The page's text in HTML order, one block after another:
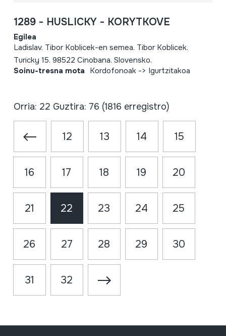
1289 - HUSLICKY - KORYTKOVE
Egilea
Ladislav. Tibor Koblicek-en semea. Tibor Koblicek.
Turicky 15. 98522 Cinobana. Slovensko.
Soinu-tresna mota Kordofonoak -> Igurtzitakoa
Orria: 22 Guztira: 76 (1816 erregistro)
12 13 14 15
16 17 18 19 20
21 22 23 24 25
26 27 28 29 30
31 32